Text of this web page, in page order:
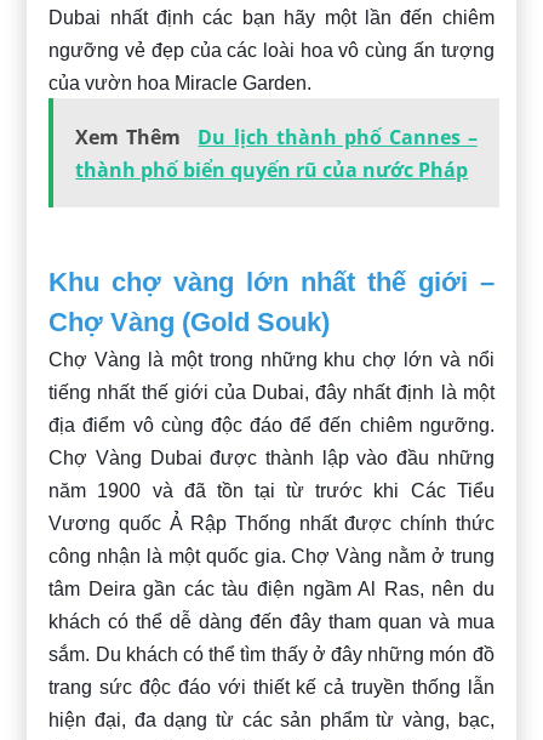
Dubai nhất định các bạn hãy một lần đến chiêm
ngưỡng vẻ đẹp của các loài hoa vô cùng ấn tượng
của vườn hoa Miracle Garden.
Xem Thêm
Du lịch thành phố Cannes –
thành phố biển quyến rũ của nước Pháp
Khu chợ vàng lớn nhất thế giới –
Chợ Vàng (Gold Souk)
Chợ Vàng là một trong những khu chợ lớn và nổi
tiếng nhất thế giới của Dubai, đây nhất định là một
địa điểm vô cùng độc đáo để đến chiêm ngưỡng.
Chợ Vàng Dubai được thành lập vào đầu những
năm 1900 và đã tồn tại từ trước khi Các Tiểu
Vương quốc Ả Rập Thống nhất được chính thức
công nhận là một quốc gia. Chợ Vàng nằm ở trung
tâm Deira gần các tàu điện ngầm Al Ras, nên du
khách có thể dễ dàng đến đây tham quan và mua
sắm. Du khách có thể tìm thấy ở đây những món đồ
trang sức độc đáo với thiết kế cả truyền thống lẫn
hiện đại, đa dạng từ các sản phẩm từ vàng, bạc,